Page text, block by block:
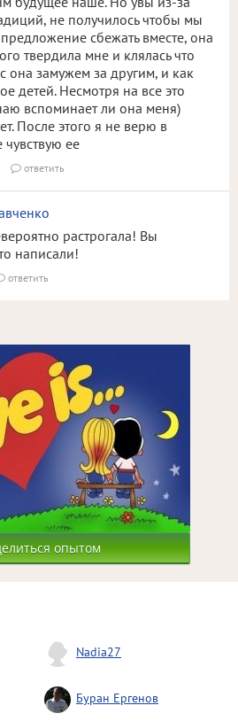
не получилось чтобы мы
сбежать вместе, она
твердила мне и клялась что
она замужем за другим, и как
детей. Несмотря на все это
вспоминает ли она меня)
После этого я не верю в
ее
 ответить
растрогала! Вы
написали!
ответить
опытом
Nadia27
Буран Ергенов